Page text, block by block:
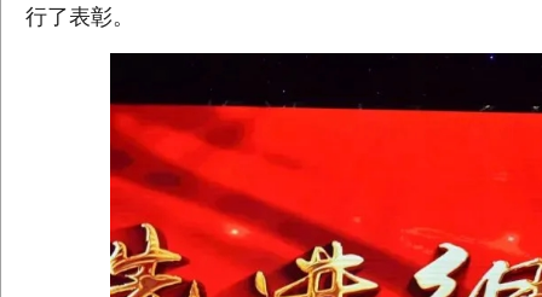
行了表彰。